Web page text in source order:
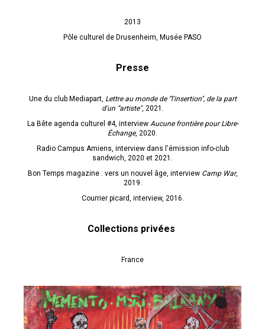
2013
Pôle culturel de Drusenheim, Musée PASO
Presse
Une du club Mediapart, Lettre au monde de “l'insertion", de la part
d'un “artiste", 2021.
La Bête agenda culturel #4, interview Aucune frontière pour Libre-
Échange, 2020.
Radio Campus Amiens, interview dans l'émission info-club
sandwich, 2020 et 2021.
Bon Temps magazine : vers un nouvel âge, interview Camp War,
2019.
Courrier picard, interview, 2016.
Collections privées
France